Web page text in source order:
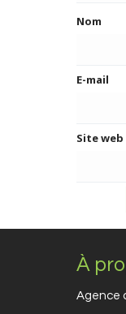
Nom
E-mail
Site web
À
Agence